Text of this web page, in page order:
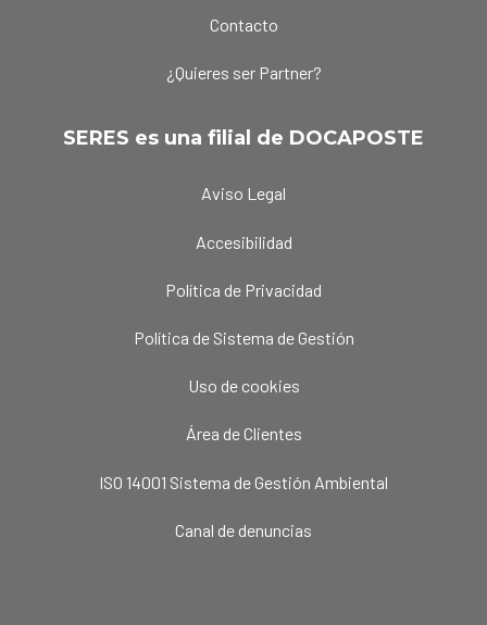
Contacto
¿Quieres ser Partner?
SERES es una filial de DOCAPOSTE
Aviso Legal
Accesibilidad
Política de Privacidad
Política de Sistema de Gestión
Uso de cookies
Área de Clientes
ISO 14001 Sistema de Gestión Ambiental
Canal de denuncias